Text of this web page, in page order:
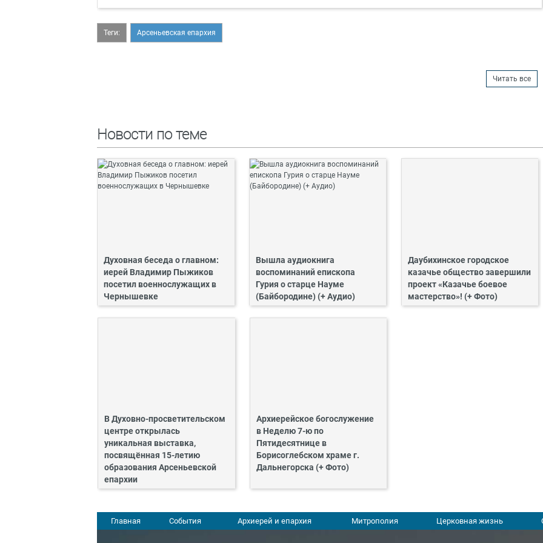
Теги: Арсеньевская епархия
Читать все
Новости по теме
Духовная беседа о главном:
иерей Владимир Пыжиков
посетил военнослужащих в
Чернышевке
Вышла аудиокнига
воспоминаний епископа
Гурия о старце Науме
(Байбородине) (+ Аудио)
Даубихинское городское
казачье общество завершили
проект «Казачье боевое
мастерство»! (+ Фото)
В Духовно-просветительском
центре открылась
уникальная выставка,
посвящённая 15-летию
образования Арсеньевской
епархии
Архиерейское богослужение
в Неделю 7-ю по
Пятидесятнице в
Борисоглебском храме г.
Дальнегорска (+ Фото)
Главная События Архиерей и епархия Митрополия Церковная жизнь